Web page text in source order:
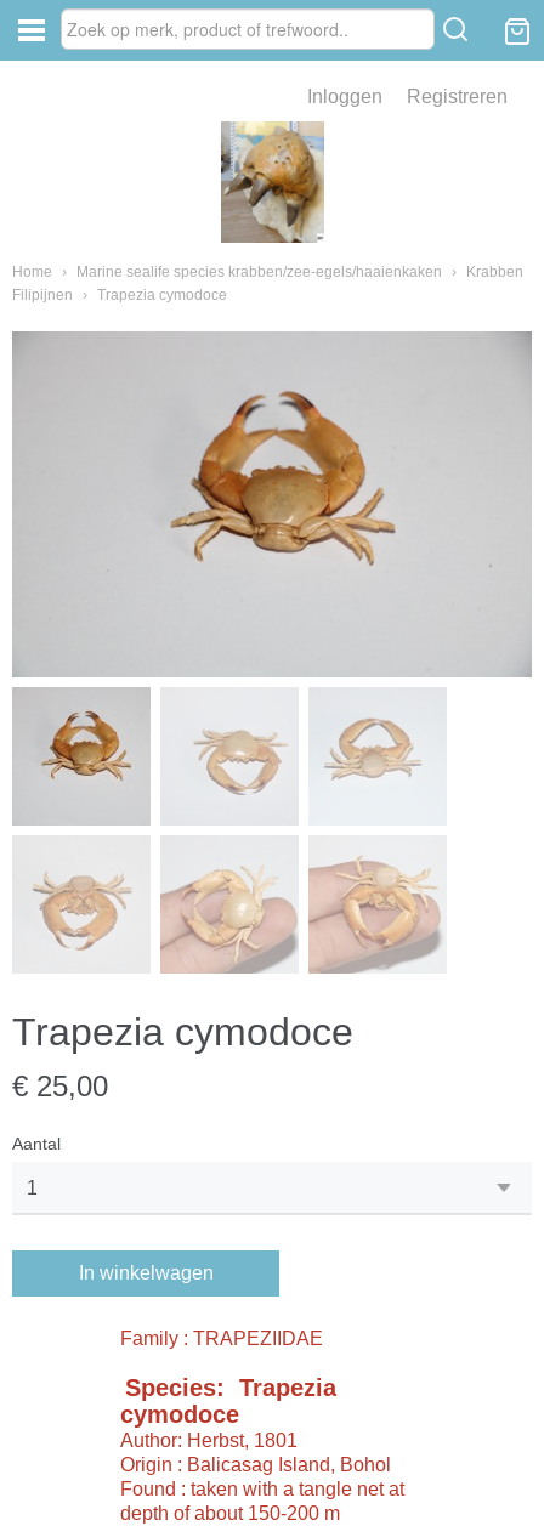
Inloggen Registreren
Home › Marine sealife species krabben/zee-egels/haaienkaken ›
Krabben
Filipijnen
› Trapezia cymodoce
Trapezia cymodoce
€ 25,00
Aantal
In winkelwagen
Family : TRAPEZIIDAE
Species: Trapezia
cymodoce
Author: Herbst, 1801
Origin : Balicasag Island, Bohol
Found : taken with a tangle net at
depth of about 150-200 m
van fossielen en mineralen